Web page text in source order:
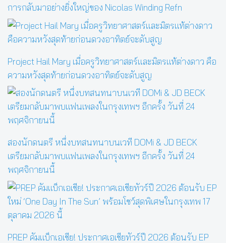
การกลับมาอย่างยิ่งใหญ่ของ Nicolas Winding Refn
Project Hail Mary เมื่อครูวิทยาศาสตร์และมิตรแท้ต่างดาว คือ
ความหวังสุดท้ายก่อนดวงอาทิตย์จะดับสูญ
สองนักดนตรี หนึ่งบทสนทนาบนเวที DOMi & JD BECK
เตรียมกลับมาพบแฟนเพลงในกรุงเทพฯ อีกครั้ง วันที่ 24
พฤศจิกายนนี้
PREP คัมแบ็กเอเชีย! ประกาศเอเชียทัวร์ปี 2026 ต้อนรับ EP